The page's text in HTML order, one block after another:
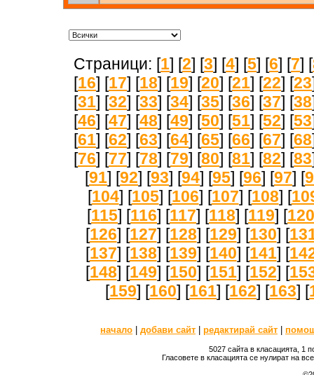
Страници: [1] [2] [3] [4] [5] [6] [7] [
[16] [17] [18] [19] [20] [21] [22] [23
[31] [32] [33] [34] [35] [36] [37] [38
[46] [47] [48] [49] [50] [51] [52] [53
[61] [62] [63] [64] [65] [66] [67] [68
[76] [77] [78] [79] [80] [81] [82] [83
[91] [92] [93] [94] [95] [96] [97] [
[104] [105] [106] [107] [108] [
[115] [116] [117] [118] [119] [120
[126] [127] [128] [129] [130] [
[137] [138] [139] [140] [141] [
[148] [149] [150] [151] [152] [
[159] [160] [161] [162] [163] [
начало | добави сайт | редактирай сайт |
5027 сайта в класацията, 1
Гласовете в класацията се нулират на